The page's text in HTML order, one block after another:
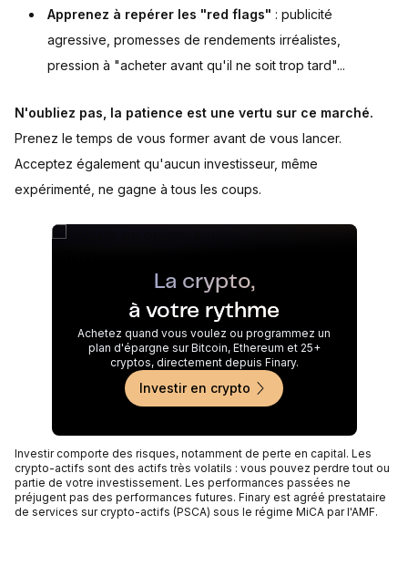
Apprenez à repérer les "red flags" : publicité
agressive, promesses de rendements irréalistes,
pression à "acheter avant qu'il ne soit trop tard"...
N'oubliez pas, la patience est une vertu sur ce marché.
Prenez le temps de vous former avant de vous lancer.
Acceptez également qu'aucun investisseur, même
expérimenté, ne gagne à tous les coups.
La crypto,
à votre rythme
Achetez quand vous voulez ou programmez un
plan d'épargne sur Bitcoin, Ethereum et 25+
cryptos, directement depuis Finary.
Investir en crypto
Investir comporte des risques, notamment de perte en capital. Les
crypto-actifs sont des actifs très volatils : vous pouvez perdre tout ou
partie de votre investissement. Les performances passées ne
préjugent pas des performances futures. Finary est agréé prestataire
de services sur crypto-actifs (PSCA) sous le régime MiCA par l'AMF.